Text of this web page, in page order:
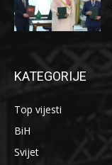
KATEGORIJE
Top vijesti
BiH
Svijet